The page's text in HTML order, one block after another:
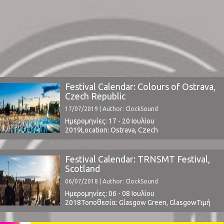
Festival Calendar: Colours of Ostrava,
Czech Republic
17/07/2019 | Author: ClockSound
Ημερομηνίες: 17 - 20 Ιουλίου
2019Location: Ostrava, Czech
RepublicTickets | Line Up www.colours.cz ⁪
Festival Calendar: TRNSMT Festival,
Scotland
06/07/2018 | Author: ClockSound
Ημερομηνίες: 06 - 08 Ιουλίου
2018Τοποθεσία: Glasgow Green, GlasgowΤιμή
Εισιτηρίου: € 185Χωρητικότητα: -Το Line Up
περιλαμβάνει: t.b.a.www.trnsmtfest.com ⁪